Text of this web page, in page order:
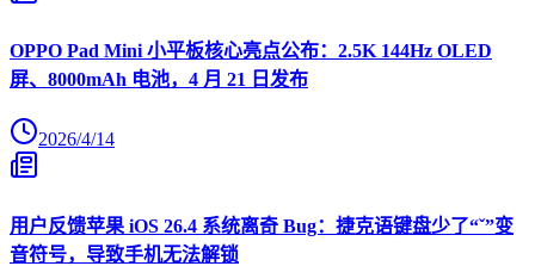
OPPO Pad Mini 小平板核心亮点公布：2.5K 144Hz OLED
屏、8000mAh 电池，4 月 21 日发布
2026/4/14
用户反馈苹果 iOS 26.4 系统离奇 Bug：捷克语键盘少了“ˇ”变
音符号，导致手机无法解锁